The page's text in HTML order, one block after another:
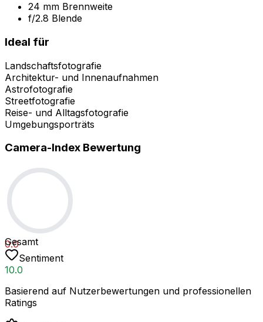
24 mm Brennweite
f/2.8 Blende
Ideal für
Landschaftsfotografie
Architektur- und Innenaufnahmen
Astrofotografie
Streetfotografie
Reise- und Alltagsfotografie
Umgebungsporträts
Camera-Index Bewertung
0.0
Gesamt
Sentiment
10.0
Basierend auf Nutzerbewertungen und professionellen
Ratings